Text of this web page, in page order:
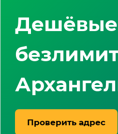
Проверить адрес